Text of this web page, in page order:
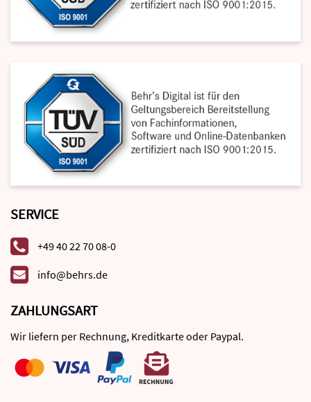
SERVICE
+49 40 22 70 08-0
info@behrs.de
ZAHLUNGSART
Wir liefern per Rechnung, Kreditkarte oder Paypal.